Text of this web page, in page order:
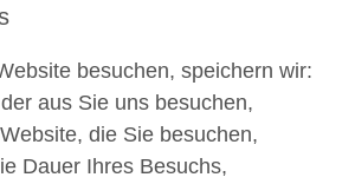
besuchen, speichern wir:
aus Sie uns besuchen,
die Sie besuchen,
Dauer Ihres Besuchs,